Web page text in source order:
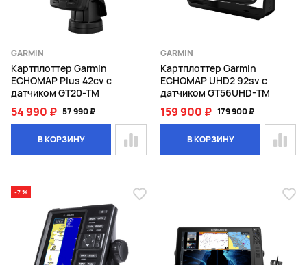
GARMIN
Картплоттер Garmin
ECHOMAP Plus 42cv с
датчиком GT20-TM
54 990 ₽ 57 990 ₽
В КОРЗИНУ
GARMIN
Картплоттер Garmin
ECHOMAP UHD2 92sv с
датчиком GT56UHD-TM
159 900 ₽ 179 900 ₽
В КОРЗИНУ
-7 %